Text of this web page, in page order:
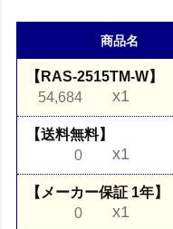
商品名
【RAS-2515TM-W】
54,684
x1
【送料無料】
0
x1
【メーカー保証 1年】
0
x1